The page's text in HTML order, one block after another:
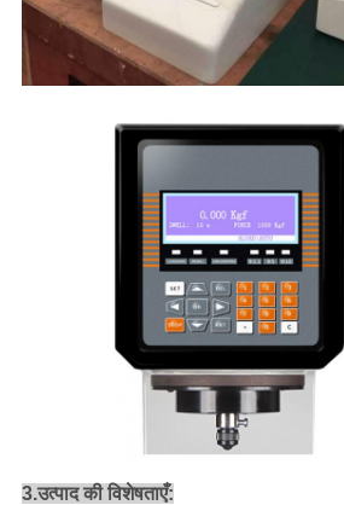
3.उत्पाद की विशेषताएँ: